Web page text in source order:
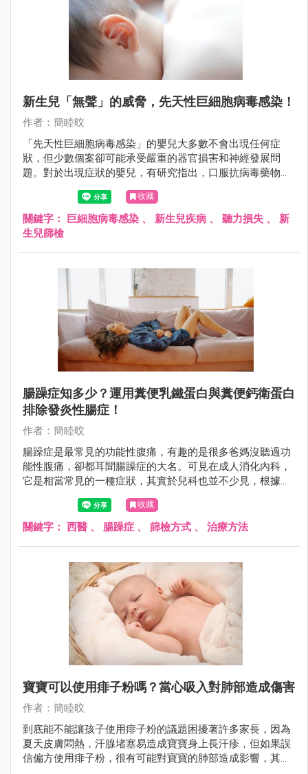
新生兒「無聲」的威脅，先天性巨細胞病毒感染！
作者：簡睦旼
「先天性巨細胞病毒感染」的嬰兒大多數不會出現任何症
狀，但少數個案卻可能承受嚴重的器官損害和神經發展問
題。對於出現症狀的嬰兒，有研究指出，口服抗病毒藥物有
望改善其神經學發展，特別是降低聽力喪失的風險。
收藏
關鍵字： 巨細胞病毒感染 、 新生兒疾病 、 聽力損失 、 新
生兒篩檢
腸躁症知多少？運用糞便乳鐵蛋白與糞便鈣衛蛋白
排除發炎性腸症！
作者：簡睦旼
腸躁症是最常見的功能性腹痛，有趣的是很多爸媽沒聽過功
能性腹痛，卻都耳聞腸躁症的大名。可見在成人消化內科，
它是相當常見的一種症狀，其實於兒科也並不少見，根據統
計亞洲孩子腸躁症的盛行率平均有15.8%。
收藏
關鍵字： 西醫 、 腸躁症 、 篩檢方式 、 治療方法
寶寶可以使用痱子粉嗎？當心吸入對肺部造成傷害
作者：簡睦旼
到底能不能讓孩子使用痱子粉的議題困擾著許多家長，因為
夏天皮膚悶熱，汗腺堵塞易造成寶寶身上長汗疹，但如果誤
信偏方使用痱子粉，很有可能對寶寶的肺部造成影響，其實